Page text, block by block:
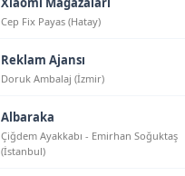
Cep Fix Payas (Hatay)
Reklam Ajansı
Doruk Ambalaj (İzmir)
Albaraka
Çiğdem Ayakkabı - Emirhan Soğuktaş
(İstanbul)